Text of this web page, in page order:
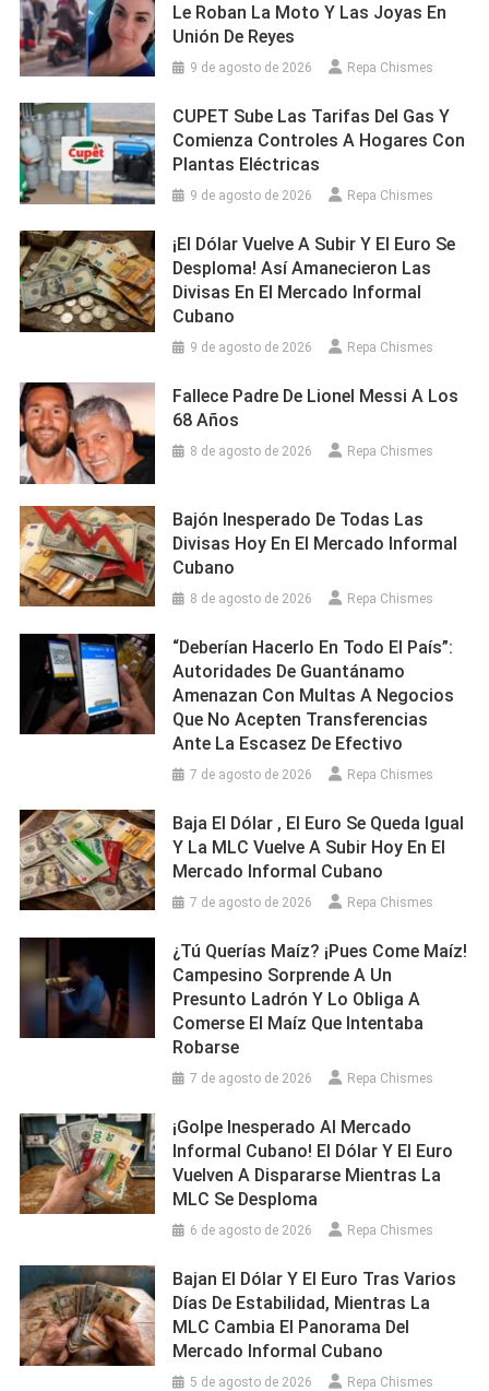
Le Roban La Moto Y Las Joyas En
Unión De Reyes
9 de agosto de 2026 Repa Chismes
CUPET Sube Las Tarifas Del Gas Y
Comienza Controles A Hogares Con
Plantas Eléctricas
9 de agosto de 2026 Repa Chismes
¡El Dólar Vuelve A Subir Y El Euro Se
Desploma! Así Amanecieron Las
Divisas En El Mercado Informal
Cubano
9 de agosto de 2026 Repa Chismes
Fallece Padre De Lionel Messi A Los
68 Años
8 de agosto de 2026 Repa Chismes
Bajón Inesperado De Todas Las
Divisas Hoy En El Mercado Informal
Cubano
8 de agosto de 2026 Repa Chismes
“Deberían Hacerlo En Todo El País”:
Autoridades De Guantánamo
Amenazan Con Multas A Negocios
Que No Acepten Transferencias
Ante La Escasez De Efectivo
7 de agosto de 2026 Repa Chismes
Baja El Dólar , El Euro Se Queda Igual
Y La MLC Vuelve A Subir Hoy En El
Mercado Informal Cubano
7 de agosto de 2026 Repa Chismes
¿Tú Querías Maíz? ¡Pues Come Maíz!
Campesino Sorprende A Un
Presunto Ladrón Y Lo Obliga A
Comerse El Maíz Que Intentaba
Robarse
7 de agosto de 2026 Repa Chismes
¡Golpe Inesperado Al Mercado
Informal Cubano! El Dólar Y El Euro
Vuelven A Dispararse Mientras La
MLC Se Desploma
6 de agosto de 2026 Repa Chismes
Bajan El Dólar Y El Euro Tras Varios
Días De Estabilidad, Mientras La
MLC Cambia El Panorama Del
Mercado Informal Cubano
5 de agosto de 2026 Repa Chismes